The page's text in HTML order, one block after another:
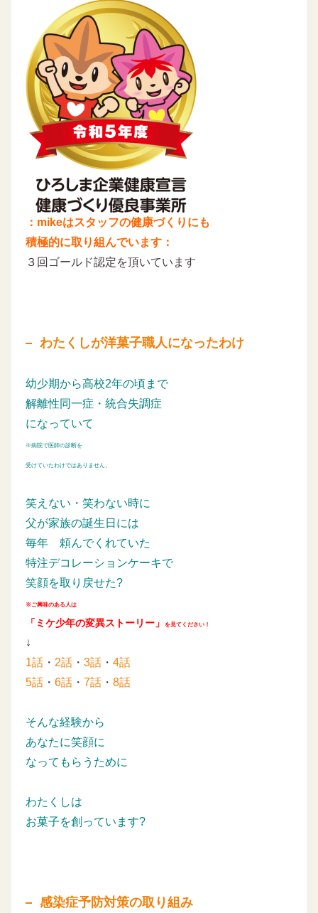
：mikeはスタッフの健康づくりにも
積極的に取り組んでいます：
３回ゴールド認定を頂いています
わたくしが洋菓子職人になったわけ
幼少期から高校2年の頃まで
解離性同一症・統合失調症
になっていて
※病院で医師の診断を
受けていたわけではありません。
笑えない・笑わない時に
父が家族の誕生日には
毎年 頼んでくれていた
特注デコレーションケーキで
笑顔を取り戻せた?
※ご興味のある人は
「ミケ少年の変異ストーリー」 を見てください！
↓
1話 ・ 2話 ・ 3話 ・ 4話
5話 ・ 6話 ・ 7話 ・ 8話
そんな経験から
あなたに笑顔に
なってもらうために
わたくしは
お菓子を創っています?
感染症予防対策の取り組み